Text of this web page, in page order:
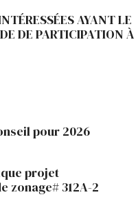
AYANT LE
DE PARTICIPATION À
pour 2026
projet
zonage# 312A-2